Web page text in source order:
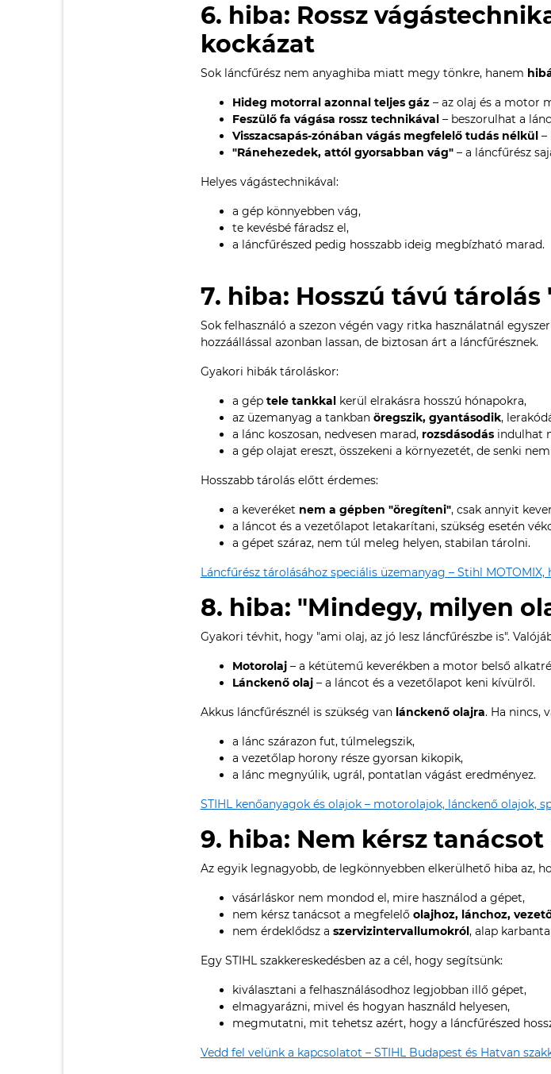
6. hiba: Rossz
kockázat
Sok láncfűrész nem anyaghiba miatt megy tönkre, hanem
Hideg motorral azonnal teljes gáz– az olaj és a motor
Feszülő fa vágása rossz technikával– beszorulhat a
Visszacsapás-zónában vágás megfelelő tudás nélkül–
"Ránehezedek, attól gyorsabban vág"– a láncfűrész
Helyes vágástechnikával:
a gép könnyebben vág,
te kevésbé fáradsz el,
a láncfűrészed pedig hosszabb ideig megbízható marad.
7. hiba: Hosszú távú
Sok felhasználó a szezon végén vagy ritka használatnál
hozzáállással azonban lassan, de biztosan árt a láncfűrésznek.
Gyakori hibák tároláskor:
a gép tele tankkalkerül elrakásra hosszú hónapokra,
az üzemanyag a tankban öregszik, gyantásodik,
a lánc koszosan, nedvesen marad, rozsdásodásindulhat
a gép olajat ereszt, összekeni a környezetét, de senki
Hosszabb tárolás előtt érdemes:
a keveréket nem a gépben "öregíteni", csak annyit
a láncot és a vezetőlapot letakarítani, szükség esetén
a gépet száraz, nem túl meleg helyen, stabilan tárolni.
Láncfűrész tárolásához speciális üzemanyag – Stihl
8. hiba: "Mindegy, milyen
Gyakori tévhit, hogy "ami olaj, az jó lesz láncfűrészbe is".
Motorolaj– a kétütemű keverékben a motor belső
Lánckenő olaj– a láncot és a vezetőlapot keni kívülről.
Akkus láncfűrésznél is szükség van lánckenő olajra. Ha nincs,
a lánc szárazon fut, túlmelegszik,
a vezetőlap horony része gyorsan kikopik,
a lánc megnyúlik, ugrál, pontatlan vágást eredményez.
STIHL kenőanyagok és olajok – motorolajok, lánckenő olajok,
9. hiba: Nem kérsz
Az egyik legnagyobb, de legkönnyebben elkerülhető hiba az,
vásárláskor nem mondod el, mire használod a gépet,
nem kérsz tanácsot a megfelelő olajhoz, lánchoz,
nem érdeklődsz a szervizintervallumokról, alap
Egy STIHL szakkereskedésben az a cél, hogy segítsünk:
kiválasztani a felhasználásodhoz legjobban illő gépet,
elmagyarázni, mivel és hogyan használd helyesen,
megmutatni, mit tehetsz azért, hogy a láncfűrészed
Vedd fel velünk a kapcsolatot – STIHL Budapest és Hatvan